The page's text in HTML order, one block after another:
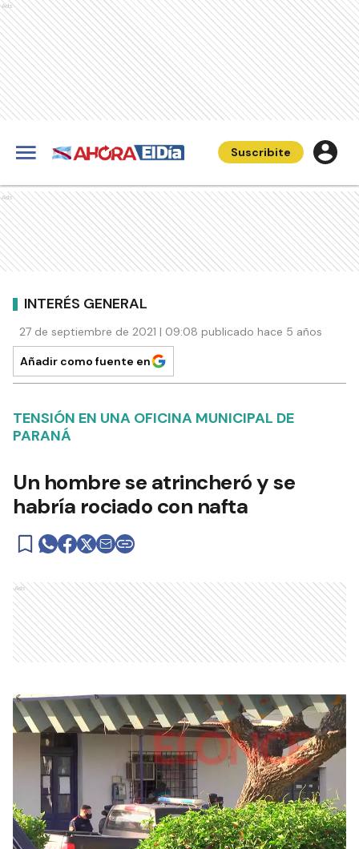
Ads
Suscribite
Ads
INTERÉS GENERAL
27 de septiembre de 2021 | 09:08 publicado hace 5 años
Añadir como fuente en
TENSIÓN EN UNA OFICINA MUNICIPAL DE
PARANÁ
Un hombre se atrincheró y se
habría rociado con nafta
Ads